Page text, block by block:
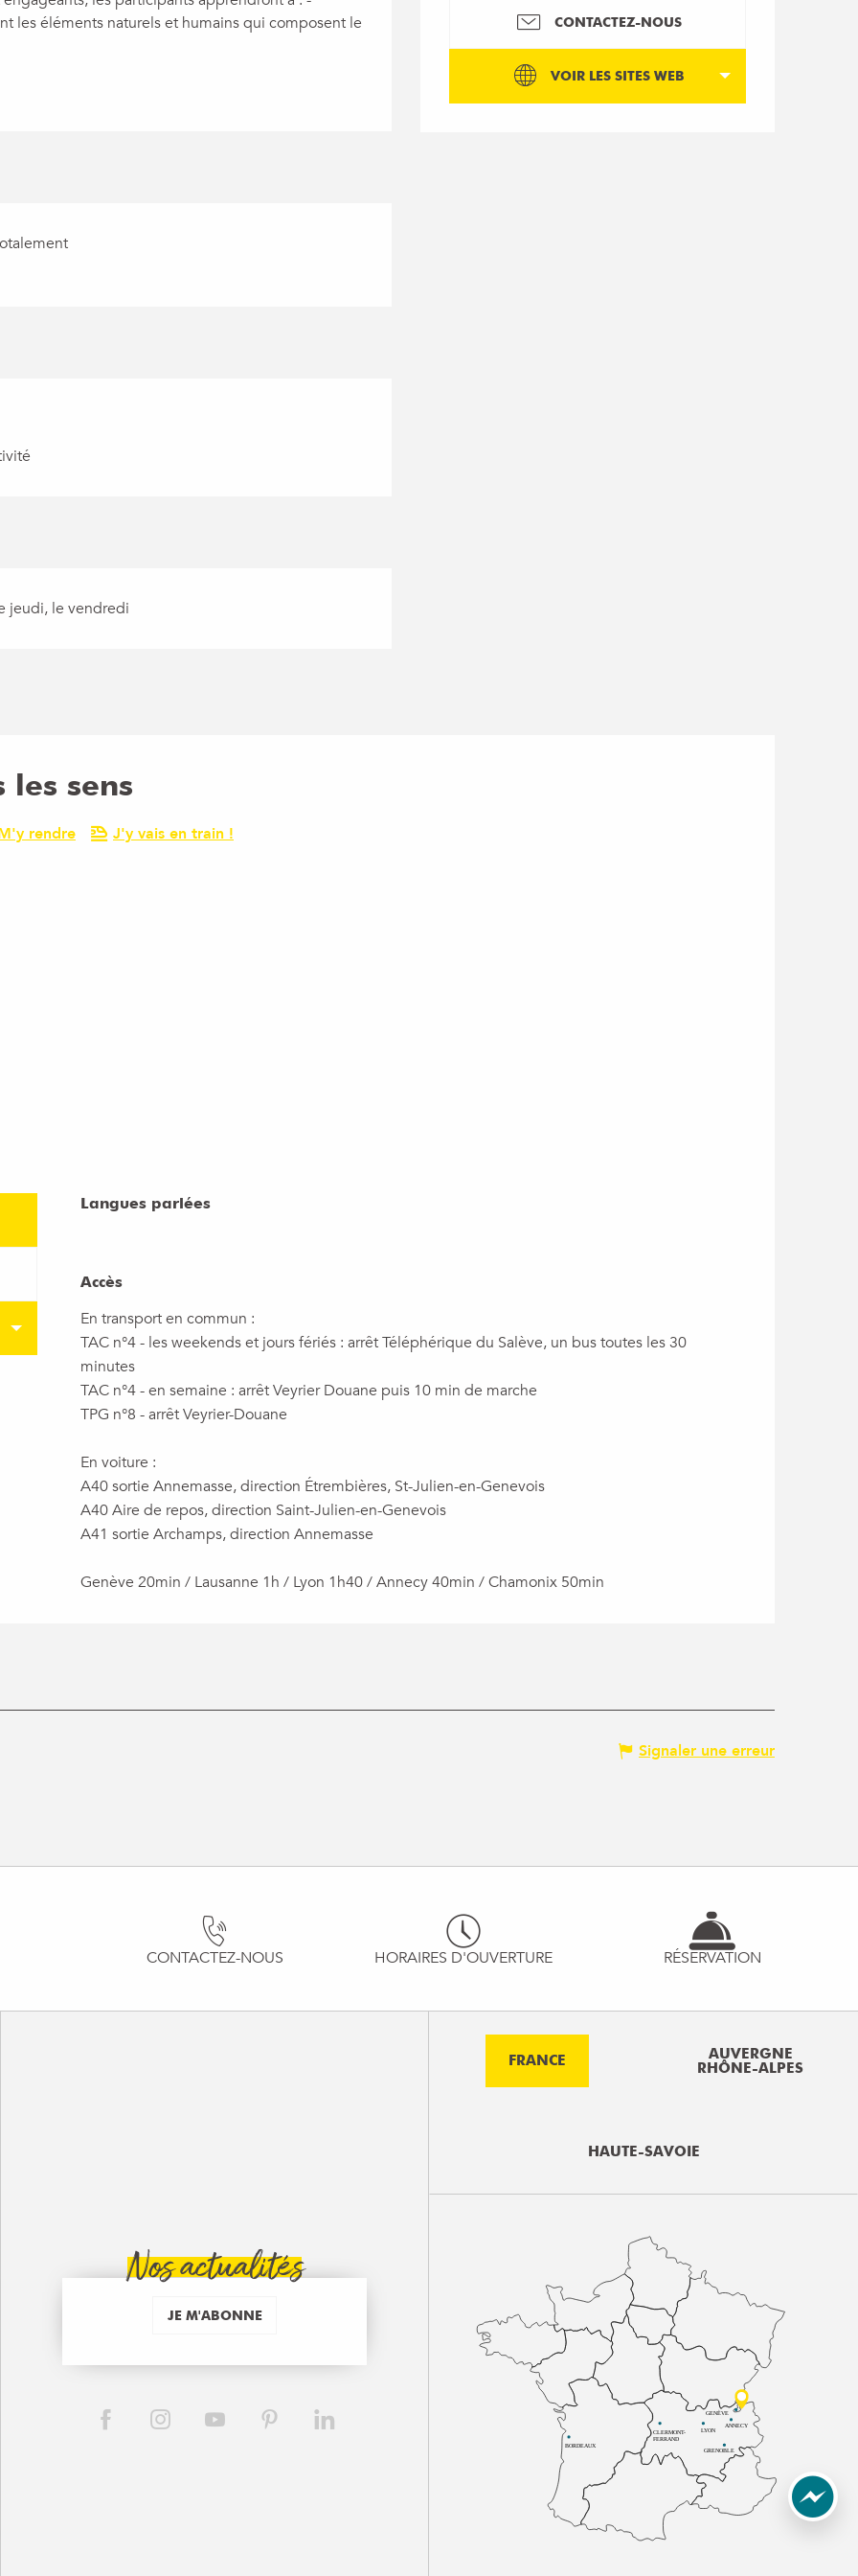
CONTACTEZ-NOUS
VOIR LES SITES WEB
les éléments naturels et humains qui composent le
jeudi, le vendredi
les sens
rendre J'y vais en train !
Langues parlées
Langues parlées
Accès
Accès
En transport en commun :
TAC n°4 - les weekends et jours fériés : arrêt Téléphérique du Salève, un bus toutes les 30
minutes
TAC n°4 - en semaine : arrêt Veyrier Douane puis 10 min de marche
TPG n°8 - arrêt Veyrier-Douane
En voiture :
A40 sortie Annemasse, direction Étrembières, St-Julien-en-Genevois
A40 Aire de repos, direction Saint-Julien-en-Genevois
A41 sortie Archamps, direction Annemasse
Genève 20min / Lausanne 1h / Lyon 1h40 / Annecy 40min / Chamonix 50min
Signaler une erreur
CONTACTEZ-NOUS HORAIRES D'OUVERTURE RÉSERVATION
Nos actualités
JE M'ABONNE
FRANCE
AUVERGNE
RHÔNE-ALPES
HAUTE-SAVOIE
BORDEAUX
CLERMONT-
FERRAND
LYON
ANNECY
GRENOBLE
GENÈVE